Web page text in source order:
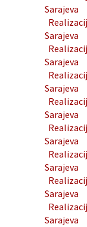
Sarajeva
Sarajeva
Sarajeva
Sarajeva
Sarajeva
Sarajeva
Sarajeva
Sarajeva
Sarajeva